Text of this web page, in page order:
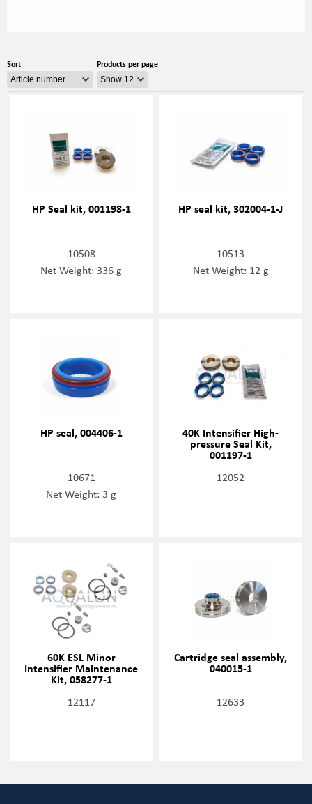
Sort Products per page
HP Seal kit, 001198-1
10508
Net Weight: 336 g
HP seal kit, 302004-1-J
10513
Net Weight: 12 g
HP seal, 004406-1
10671
Net Weight: 3 g
40K Intensifier High-
pressure Seal Kit,
001197-1
12052
60K ESL Minor
Intensifier Maintenance
Kit, 058277-1
12117
Cartridge seal assembly,
040015-1
12633